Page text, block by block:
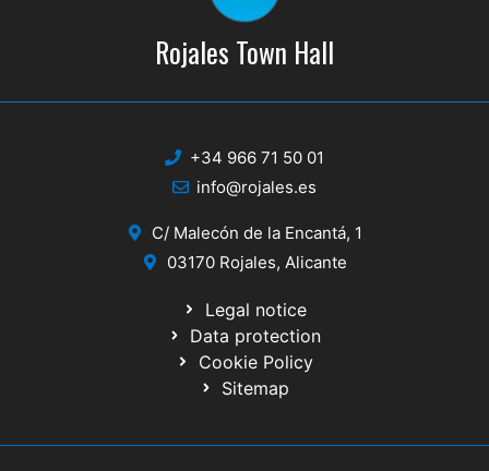
Rojales Town Hall
+34 966 71 50 01
info@rojales.es
C/ Malecón de la Encantá, 1
03170 Rojales, Alicante
Legal notice
Data protection
Cookie Policy
Sitemap